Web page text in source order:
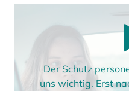
Der Schutz
uns wichtig. Erst